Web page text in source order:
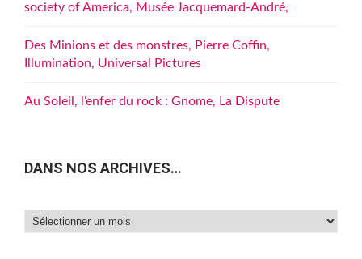
society of America, Musée Jacquemard-André,
Des Minions et des monstres, Pierre Coffin,
Illumination, Universal Pictures
Au Soleil, l’enfer du rock : Gnome, La Dispute
DANS NOS ARCHIVES…
Dans